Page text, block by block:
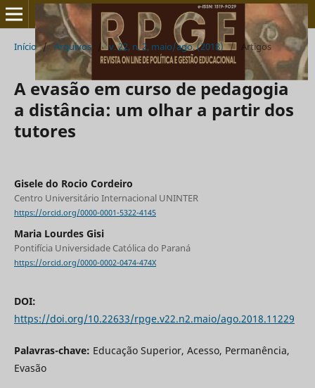
Início / Arquivos / v. 22, n. 2, maio/ago. (2018) / Artigos
A evasão em curso de pedagogia
a distância: um olhar a partir dos
tutores
Gisele do Rocio Cordeiro
Centro Universitário Internacional UNINTER
https://orcid.org/0000-0001-5322-4145
Maria Lourdes Gisi
Pontifícia Universidade Católica do Paraná
https://orcid.org/0000-0002-0474-474X
DOI:
https://doi.org/10.22633/rpge.v22.n2.maio/ago.2018.11229
Palavras-chave: Educação Superior, Acesso, Permanência,
Evasão